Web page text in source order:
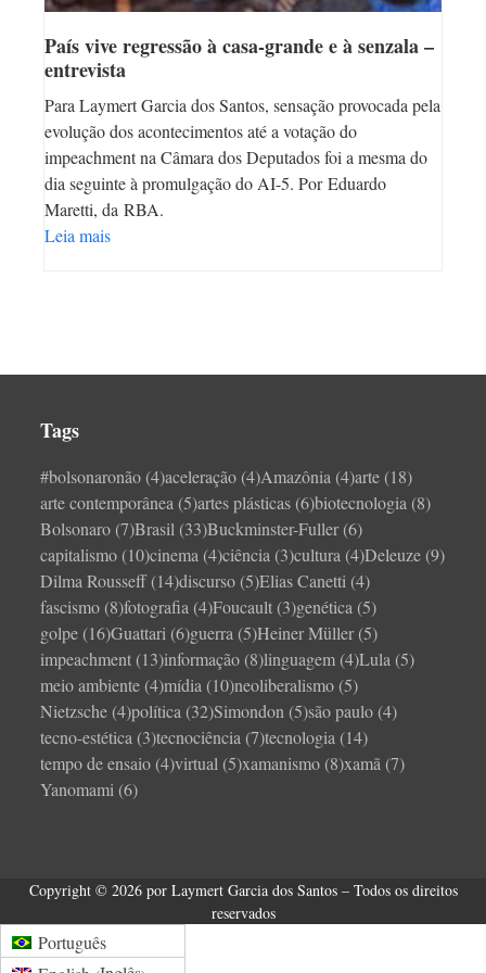
País vive regressão à casa-grande e à senzala –
entrevista
Para Laymert Garcia dos Santos, sensação provocada pela
evolução dos acontecimentos até a votação do
impeachment na Câmara dos Deputados foi a mesma do
dia seguinte à promulgação do AI-5. Por Eduardo
Maretti, da RBA.
Leia mais
Tags
#bolsonaronão (4)aceleração (4)Amazônia (4)arte (18)
arte contemporânea (5)artes plásticas (6)biotecnologia (8)
Bolsonaro (7)Brasil (33)Buckminster-Fuller(6)
capitalismo (10)cinema (4)ciência (3)cultura (4)Deleuze (9)
Dilma Rousseff (14)discurso (5)Elias Canetti (4)
fascismo (8)fotografia (4)Foucault (3)genética (5)
golpe (16)Guattari (6)guerra (5)Heiner Müller(5)
impeachment (13)informação (8)linguagem (4)Lula (5)
meio ambiente (4)mídia (10)neoliberalismo (5)
Nietzsche (4)política (32)Simondon (5)são paulo (4)
tecno-estética (3)tecnociência (7)tecnologia (14)
tempo de ensaio (4)virtual (5)xamanismo (8)xamã (7)
Yanomami (6)
Copyright © 2026 por Laymert Garcia dos Santos – Todos os direitos
reservados
Português